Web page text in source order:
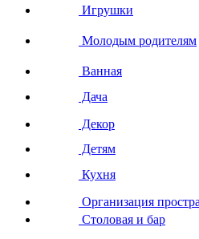
Игрушки
Молодым родителям
Ванная
Дача
Декор
Детям
Кухня
Организация
Столовая и бар